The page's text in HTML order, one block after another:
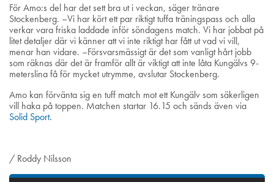
För Amo:s del har det sett bra ut i veckan, säger tränare
Stockenberg. –Vi har kört ett par riktigt tuffa träningspass och alla
verkar vara friska laddade inför söndagens match. Vi har jobbat på
litet detaljer där vi känner att vi inte riktigt har fått ut vad vi vill,
menar han vidare. –Försvarsmässigt är det som vanligt hårt jobb
som räknas där det är framför allt är viktigt att inte låta Kungälvs 9-
meterslina få för mycket utrymme, avslutar Stockenberg.
Amo kan förvänta sig en tuff match mot ett Kungälv som säkerligen
vill haka på toppen. Matchen startar 16.15 och sänds även via
Solid Sport.
/ Roddy Nilsson